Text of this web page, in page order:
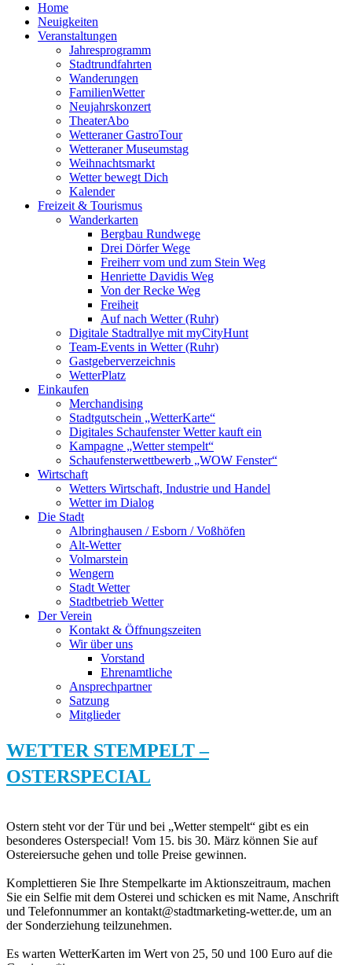
Home
Neuigkeiten
Veranstaltungen
Jahresprogramm
Stadtrundfahrten
Wanderungen
FamilienWetter
Neujahrskonzert
TheaterAbo
Wetteraner GastroTour
Wetteraner Museumstag
Weihnachtsmarkt
Wetter bewegt Dich
Kalender
Freizeit & Tourismus
Wanderkarten
Bergbau Rundwege
Drei Dörfer Wege
Freiherr vom und zum Stein Weg
Henriette Davidis Weg
Von der Recke Weg
Freiheit
Auf nach Wetter (Ruhr)
Digitale Stadtrallye mit myCityHunt
Team-Events in Wetter (Ruhr)
Gastgeberverzeichnis
WetterPlatz
Einkaufen
Merchandising
Stadtgutschein „WetterKarte“
Digitales Schaufenster Wetter kauft ein
Kampagne „Wetter stempelt“
Schaufensterwettbewerb „WOW Fenster“
Wirtschaft
Wetters Wirtschaft, Industrie und Handel
Wetter im Dialog
Die Stadt
Albringhausen / Esborn / Voßhöfen
Alt-Wetter​
Volmarstein
Wengern
Stadt Wetter
Stadtbetrieb Wetter
Der Verein
Kontakt & Öffnungszeiten
Wir über uns
Vorstand
Ehrenamtliche
Ansprechpartner
Satzung
Mitglieder
WETTER STEMPELT –
OSTERSPECIAL
Ostern steht vor der Tür und bei „Wetter stempelt“ gibt es ein
besonderes Osterspecial! Vom 15. bis 30. März können Sie auf
Ostereiersuche gehen und tolle Preise gewinnen.
Komplettieren Sie Ihre Stempelkarte im Aktionszeitraum, machen
Sie ein Selfie mit dem Osterei und schicken es mit Name, Anschrift
und Telefonnummer an kontakt@stadtmarketing-wetter.de, um an
der Sonderziehung teilzunehmen.
Es warten WetterKarten im Wert von 25, 50 und 100 Euro auf die